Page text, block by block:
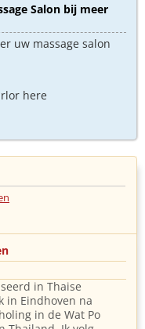
Salon bij meer
uw massage salon
here
in Thaise
in Eindhoven na
in de Wat Po